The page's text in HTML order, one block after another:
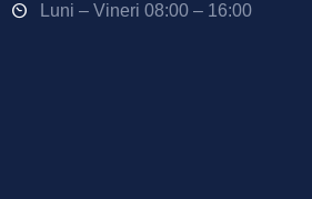
Luni – Vineri 08:00 – 16:00